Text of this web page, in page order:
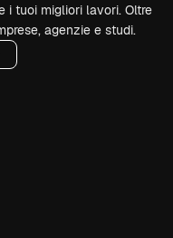
i tuoi migliori lavori. Oltre
agenzie e studi.